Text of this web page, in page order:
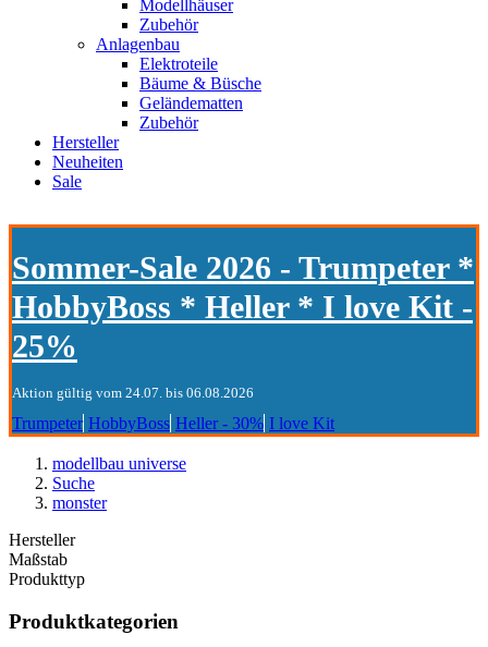
Modellhäuser
Zubehör
Anlagenbau
Elektroteile
Bäume & Büsche
Geländematten
Zubehör
Hersteller
Neuheiten
Sale
Sommer-Sale 2026 - Trumpeter *
HobbyBoss * Heller * I love Kit -
25%
Aktion gültig vom 24.07. bis 06.08.2026
Trumpeter HobbyBoss Heller - 30% I love Kit
modellbau universe
Suche
monster
Hersteller
Maßstab
Produkttyp
Produktkategorien